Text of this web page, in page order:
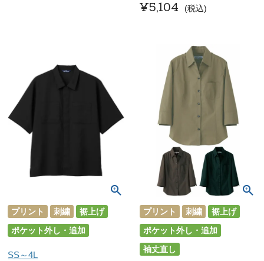
¥5,104 税込
プリント 刺繍
裾上げ
ポケット外し・追加
SS～4L
プリント 刺繍
裾上げ
ポケット外し・追加
袖丈直し